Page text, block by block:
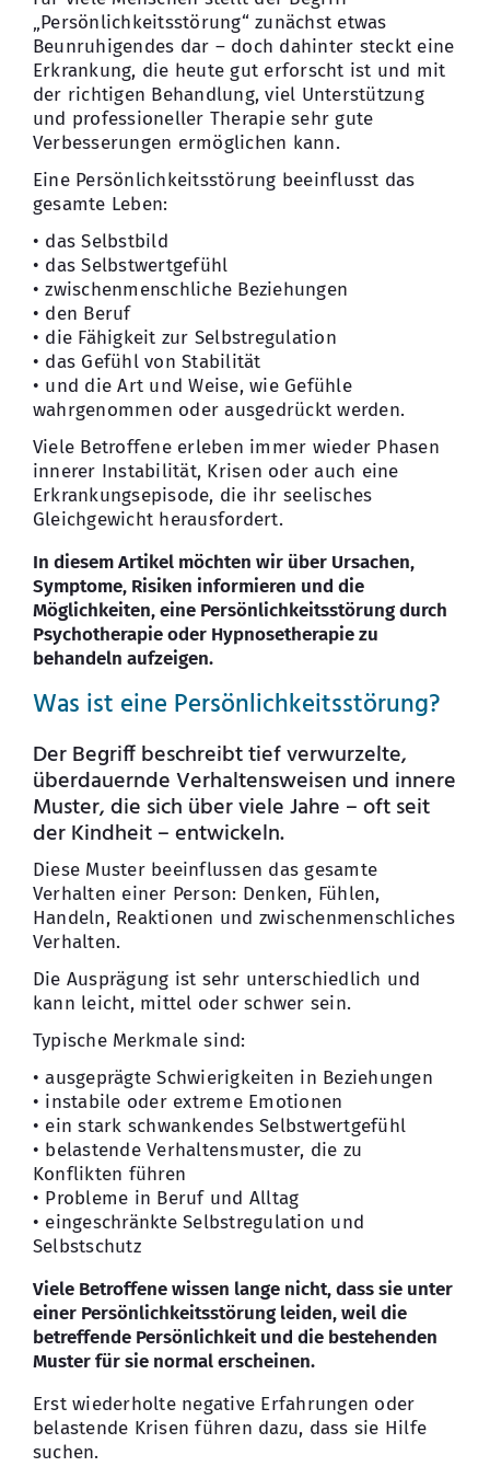
„Persönlichkeitsstörung“ zunächst etwas
Beunruhigendes dar – doch dahinter steckt eine
Erkrankung, die heute gut erforscht ist und mit
der richtigen Behandlung, viel Unterstützung
und professioneller Therapie sehr gute
Verbesserungen ermöglichen kann.
Eine Persönlichkeitsstörung beeinflusst das
gesamte Leben:
• das Selbstbild
• das Selbstwertgefühl
• zwischenmenschliche Beziehungen
• den Beruf
• die Fähigkeit zur Selbstregulation
• das Gefühl von Stabilität
• und die Art und Weise, wie Gefühle
wahrgenommen oder ausgedrückt werden.
Viele Betroffene erleben immer wieder Phasen
innerer Instabilität, Krisen oder auch eine
Erkrankungsepisode, die ihr seelisches
Gleichgewicht herausfordert.
In diesem Artikel möchten wir über Ursachen,
Symptome, Risiken informieren und die
Möglichkeiten, eine Persönlichkeitsstörung durch
Psychotherapie oder Hypnosetherapie zu
behandeln aufzeigen.
Was ist eine Persönlichkeitsstörung?
Der Begriff beschreibt tief verwurzelte,
überdauernde Verhaltensweisen und innere
Muster, die sich über viele Jahre – oft seit
der Kindheit – entwickeln.
Diese Muster beeinflussen das gesamte
Verhalten einer Person: Denken, Fühlen,
Handeln, Reaktionen und zwischenmenschliches
Verhalten.
Die Ausprägung ist sehr unterschiedlich und
kann leicht, mittel oder schwer sein.
Typische Merkmale sind:
• ausgeprägte Schwierigkeiten in Beziehungen
• instabile oder extreme Emotionen
• ein stark schwankendes Selbstwertgefühl
• belastende Verhaltensmuster, die zu
Konflikten führen
• Probleme in Beruf und Alltag
• eingeschränkte Selbstregulation und
Selbstschutz
Viele Betroffene wissen lange nicht, dass sie unter
einer Persönlichkeitsstörung leiden, weil die
betreffende Persönlichkeit und die bestehenden
Muster für sie normal erscheinen.
Erst wiederholte negative Erfahrungen oder
belastende Krisen führen dazu, dass sie Hilfe
suchen.